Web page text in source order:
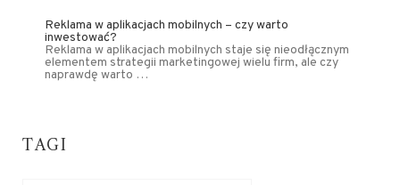
Reklama w aplikacjach mobilnych – czy warto
inwestować?
Reklama w aplikacjach mobilnych staje się nieodłącznym
elementem strategii marketingowej wielu firm, ale czy
naprawdę warto …
TAGI